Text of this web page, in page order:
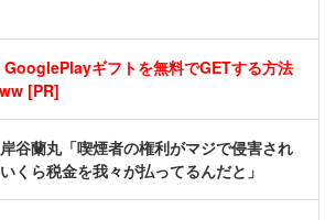
GooglePlayギフトを無料でGETする方法
[PR]
谷蘭丸「喫煙者の権利がマジで侵害され
ら税金を我々が払ってるんだと」